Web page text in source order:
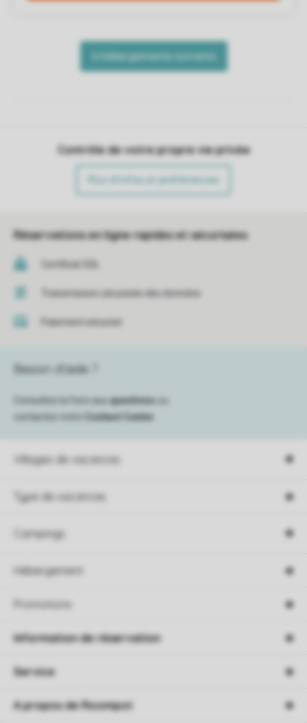
Contrôle de votre propre vie privée
Plus d’infos et préférences
Réservations en ligne rapides et sécurisées
Certificat SSL
Transmission sécurisée des données
Paiement sécurisé
Villages de vacances
Type de vacances
Campings
Hébergement
Promotions
Besoin d’aide ?
Consultez la foire aux questions
contactez notre
Contact Center
Information de réservation
Service
A propos de Roompot